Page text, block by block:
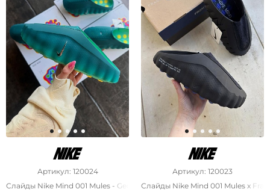
Артикул: 120024
Слайды Nike Mind 001 Mules - Geode Teal / Light Menta
Артикул: 120023
Слайды Nike Mind 001 Mules x